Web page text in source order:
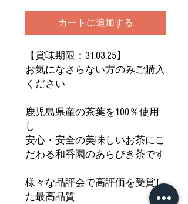
カートに追加する
【賞味期限：31.03.25】
お気になさらない方のみご購入
ください
鹿児島県産の茶葉を100％使用
し
安心・安全の美味しいお茶にこ
だわる和香園のあらびき茶です
様々な品評会で高評価を受賞し
た最高品質